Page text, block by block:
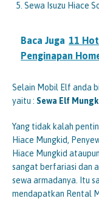
Sewa Isuzu Hiace
Baca Juga 11
Penginapan
Selain Mobil Elf anda
yaitu : Sewa Elf
Yang tidak kalah
Hiace Mungkid,
Hiace Mungkid
sangat berfariasi dan
sewa armadanya. Itu
mendapatkan Rental